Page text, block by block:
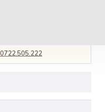
0722.505.222